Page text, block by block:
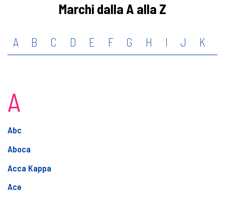
Marchi dalla A alla Z
A B C D E F G H I J K
A
Abc
Aboca
Acca Kappa
Ace